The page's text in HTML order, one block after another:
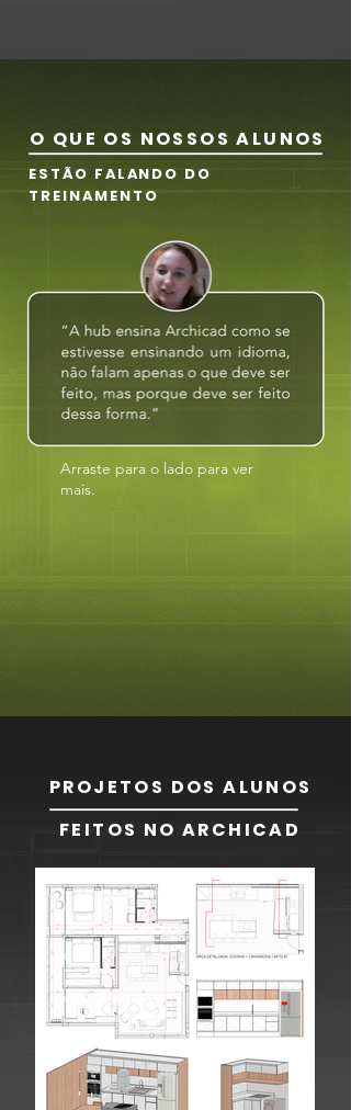
O QUE OS NOSSOS ALUNOS
ESTÃO FALANDO DO
TREINAMENTO
Arraste para o lado para ver
mais.
PROJETOS DOS ALUNOS
FEITOS NO ARCHICAD